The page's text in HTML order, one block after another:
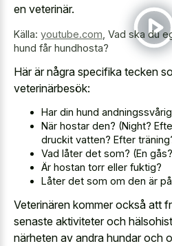
en veterinär.
Källa: youtube.com Vad ska du
hund får hundhosta?
Här är några specifika tecken
veterinärbesök:
Har din hund
När hostar den? (Night?
druckit vatten? Efter
Vad låter det som? (En
Är hostan torr eller fuktig?
Låter det som om den är
Veterinären kommer också att
senaste aktiviteter och
närheten av andra hundar och